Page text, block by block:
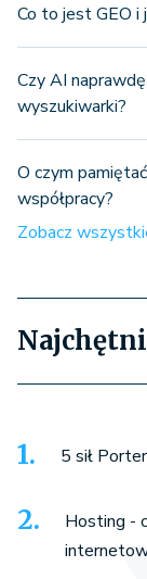
Co to jest GEO i
Czy AI
wyszukiwarki?
O czym
współpracy?
Zobacz
5 sił
Hosting -